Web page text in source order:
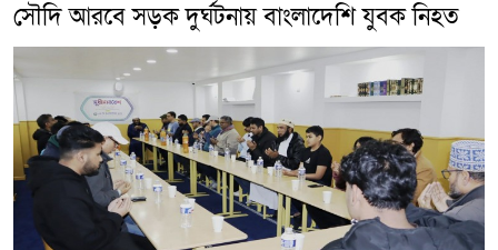
সৌদি আরবে সড়ক দুর্ঘটনায় বাংলাদেশি যুবক নিহত